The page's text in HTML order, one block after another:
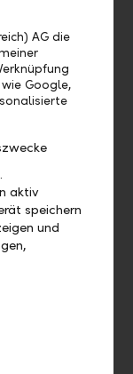
und
AG die
Google,
aktiv
speichern
und